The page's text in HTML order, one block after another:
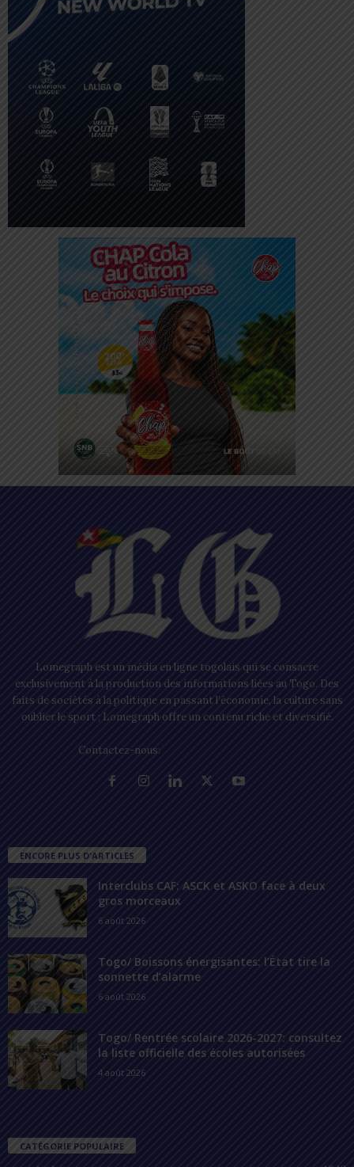
Lomegraph est un média en ligne togolais qui se consacre
exclusivement à la production des informations liées au Togo. Des
faits de sociétés à la politique en passant l’économie, la culture sans
oublier le sport ; Lomegraph offre un contenu riche et diversifié.
Contactez-nous:
ENCORE PLUS D'ARTICLES
Interclubs CAF: ASCK et ASKO face à deux
gros morceaux
6 août 2026
Togo/ Boissons énergisantes: l’État tire la
sonnette d’alarme
6 août 2026
Togo/ Rentrée scolaire 2026-2027: consultez
la liste officielle des écoles autorisées
4 août 2026
CATÉGORIE POPULAIRE